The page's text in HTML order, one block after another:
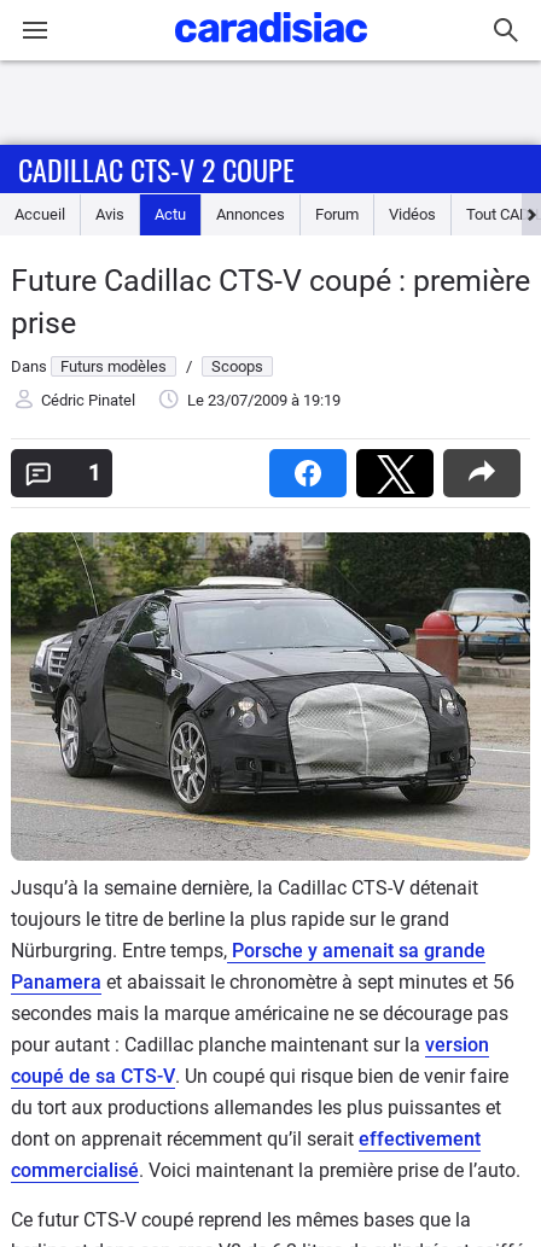
Accueil
Essais
Guide
d'achat
Electriques
Utilitaires
Flottes
Auto
Services
Forum
Moto
Marques
CADILLAC CTS-V 2 COUPE
Accueil Avis Actu Annonces Forum Vidéos Tout
Future Cadillac CTS-V coupé : première
prise
Dans Futurs modèles /
Scoops
Cédric Pinatel
Le 23/07/2009 à 19:19
1
Jusqu’à la semaine dernière, la Cadillac CTS-V détenait
toujours le titre de berline la plus rapide sur le grand
Nürburgring. Entre temps, Porsche y amenait sa grande
Panamera et abaissait le chronomètre à sept minutes et 56
secondes mais la marque américaine ne se décourage pas
pour autant : Cadillac planche maintenant sur la version
coupé de sa CTS-V. Un coupé qui risque bien de venir faire
du tort aux productions allemandes les plus puissantes et
dont on apprenait récemment qu’il serait effectivement
commercialisé. Voici maintenant la première prise de l’auto.
Ce futur CTS-V coupé reprend les mêmes bases que la